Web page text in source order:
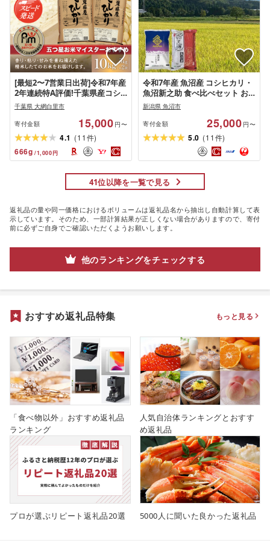
[最短2〜7営業日出荷]令和7年産
2年連続特A評価!千葉県産コシ
ヒカリ10kg(5kg×2袋)
千葉県 大網白里市
寄付金額 15,000 円〜
4.1 (11件)
666g /1,000円
令和7年産 魚沼産 コシヒカリ・
魚沼新之助 食べ比べセット お
米 新潟県産
新潟県 魚沼市
寄付金額 25,000 円〜
5.0 (11件)
41位以降を一覧で見る
返礼品の量や同一価格におけるボリュームは返礼品名から抽出し自動計算して表
示しています。そのため、一部計算結果が正しくない場合がありますので、寄付
前に必ずご自身でご確認いただくようお願いします。
他のランキングをチェックする
おすすめ返礼品特集 もっと見る
「食べ物以外」おすすめ返礼品
ランキング
人気自治体ランキングとおすす
め返礼品
プロが選ぶリピート返礼品20選 5000人に聞いた良かった返礼品